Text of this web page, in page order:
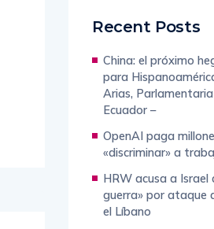
Recent Posts
China: el próximo
para
Arias,
Ecuador –
OpenAI paga
«discriminar» a
HRW acusa a Israel
guerra» por ataque
el Líbano